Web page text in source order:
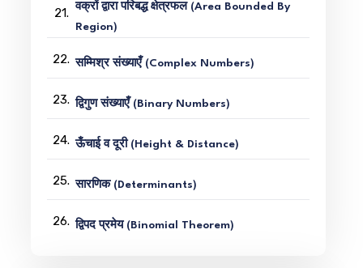
21.
वक्रों द्वारा परिबद्ध क्षेत्रफल (Area Bounded By
Region)
22. सम्मिश्र संख्याएँ (Complex Numbers)
23. द्विगुण संख्याएँ (Binary Numbers)
24. ऊँचाई व दूरी (Height & Distance)
25. सारणिक (Determinants)
26. द्विपद प्रमेय (Binomial Theorem)